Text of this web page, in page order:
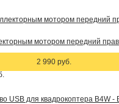
мотором передний
2 990 руб.